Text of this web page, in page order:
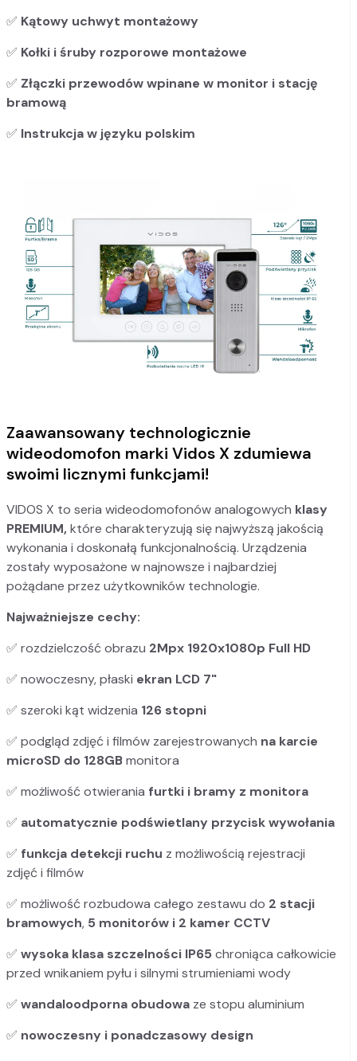
✅ Kątowy uchwyt montażowy
✅ Kołki i śruby rozporowe montażowe
✅ Złączki przewodów wpinane w monitor i stację
bramową
✅ Instrukcja w języku polskim
Zaawansowany technologicznie
wideodomofon marki Vidos X zdumiewa
swoimi licznymi funkcjami!
VIDOS X to seria wideodomofonów analogowych klasy
PREMIUM,które charakteryzują się najwyższą jakością
wykonania i doskonałą funkcjonalnością. Urządzenia
zostały wyposażone w najnowsze i najbardziej
pożądane przez użytkowników technologie.
Najważniejsze cechy:
✅ rozdzielczość obrazu 2Mpx 1920x1080p Full HD
✅ nowoczesny, płaski ekran LCD 7"
✅ szeroki kąt widzenia 126 stopni
✅ podgląd zdjęć i filmów zarejestrowanych na karcie
microSD do 128GBmonitora
✅ możliwość otwierania furtki i bramy z monitora
✅ automatycznie podświetlany przycisk wywołania
✅ funkcja detekcji ruchu z możliwością rejestracji
zdjęć i filmów
✅ możliwość rozbudowa całego zestawu do 2 stacji
bramowych, 5 monitorów i 2 kamer CCTV
✅ wysoka klasa szczelności IP65 chroniąca całkowicie
przed wnikaniem pyłu i silnymi strumieniami wody
✅ wandaloodporna obudowa ze stopu aluminium
✅ nowoczesny i ponadczasowy design